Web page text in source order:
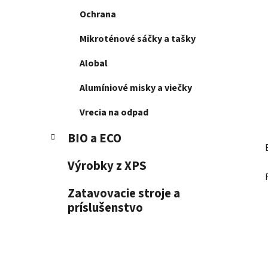
Ochrana
Mikroténové sáčky a tašky
Alobal
Alumíniové misky a viečky
Vrecia na odpad
BIO a ECO
Výrobky z XPS
Zatavovacie stroje a
príslušenstvo